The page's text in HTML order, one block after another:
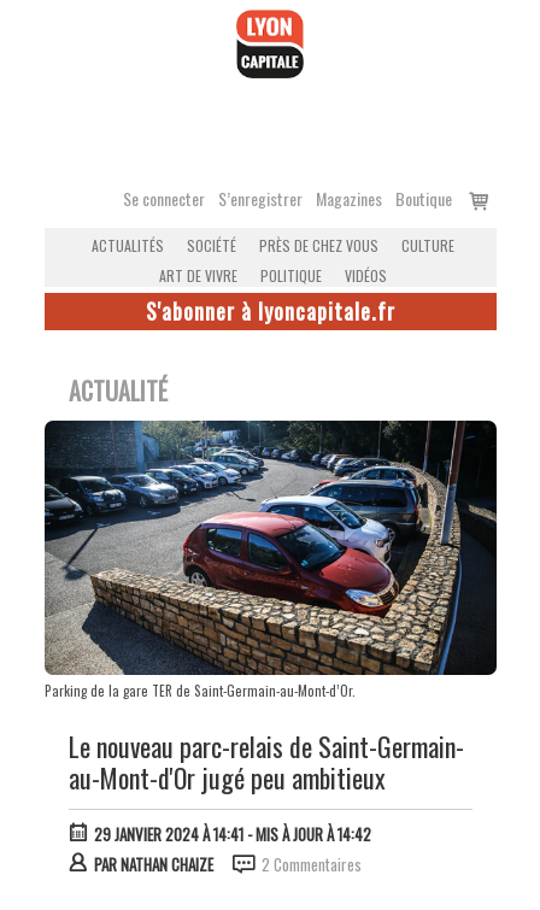
Se connecter S’enregistrer Magazines Boutique
Voir
ACTUALITÉS SOCIÉTÉ PRÈS DE CHEZ VOUS
CULTURE
ART DE VIVRE
POLITIQUE VIDÉOS
S'abonner à lyoncapitale.fr
ACTUALITÉ
Parking de la gare TER de Saint-Germain-au-Mont-d’Or.
Le nouveau parc-relais de Saint-Germain-
au-Mont-d'Or jugé peu ambitieux
29 JANVIER 2024 À 14:41- MIS À JOUR À 14:42
PARNATHAN CHAIZE 2 Commentaires